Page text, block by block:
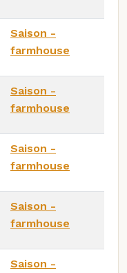
Saison -
farmhouse
Saison -
farmhouse
Saison -
farmhouse
Saison -
farmhouse
Saison -